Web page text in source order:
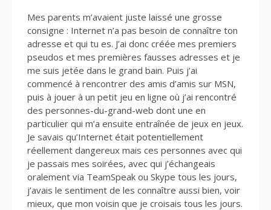
Mes parents m’avaient juste laissé une grosse
consigne : Internet n’a pas besoin de connaître ton
adresse et qui tu es. J’ai donc créée mes premiers
pseudos et mes premières fausses adresses et je
me suis jetée dans le grand bain. Puis j’ai
commencé à rencontrer des amis d’amis sur MSN,
puis à jouer à un petit jeu en ligne où j’ai rencontré
des personnes-du-grand-web dont une en
particulier qui m’a ensuite entraînée de jeux en jeux.
Je savais qu’Internet était potentiellement
réellement dangereux mais ces personnes avec qui
je passais mes soirées, avec qui j’échangeais
oralement via TeamSpeak ou Skype tous les jours,
j’avais le sentiment de les connaître aussi bien, voir
mieux, que mon voisin que je croisais tous les jours.